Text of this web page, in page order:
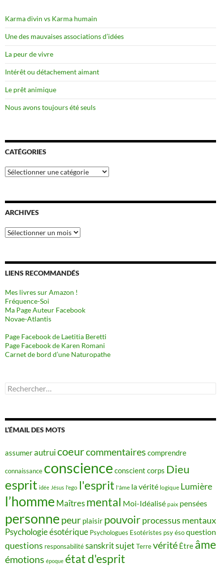
Karma divin vs Karma humain
Une des mauvaises associations d’idées
La peur de vivre
Intérêt ou détachement aimant
Le prêt animique
Nous avons toujours été seuls
CATÉGORIES
Catégories
ARCHIVES
Archives
LIENS RECOMMANDÉS
Mes livres sur Amazon !
Fréquence-Soi
Ma Page Auteur Facebook
Novae-Atlantis
Page Facebook de Laetitia Beretti
Page Facebook de Karen Romani
Carnet de bord d’une Naturopathe
Rechercher :
L’ÉMAIL DES MOTS
assumerautruicoeurcommentaires comprendre
connaissance conscience conscient corps Dieu
esprit idée Jésus l'ego l'esprit l'âme la vérité logique Lumière
l’homme Maîtres mental Moi-Idéalisé paix pensées
personne peur plaisir pouvoirprocessus mentaux
Psychologie ésotérique Psychologues Esotéristes psy ésoquestion
questions responsabilitésanskritsujet Terrevérité Être âme
émotions époque état d'esprit